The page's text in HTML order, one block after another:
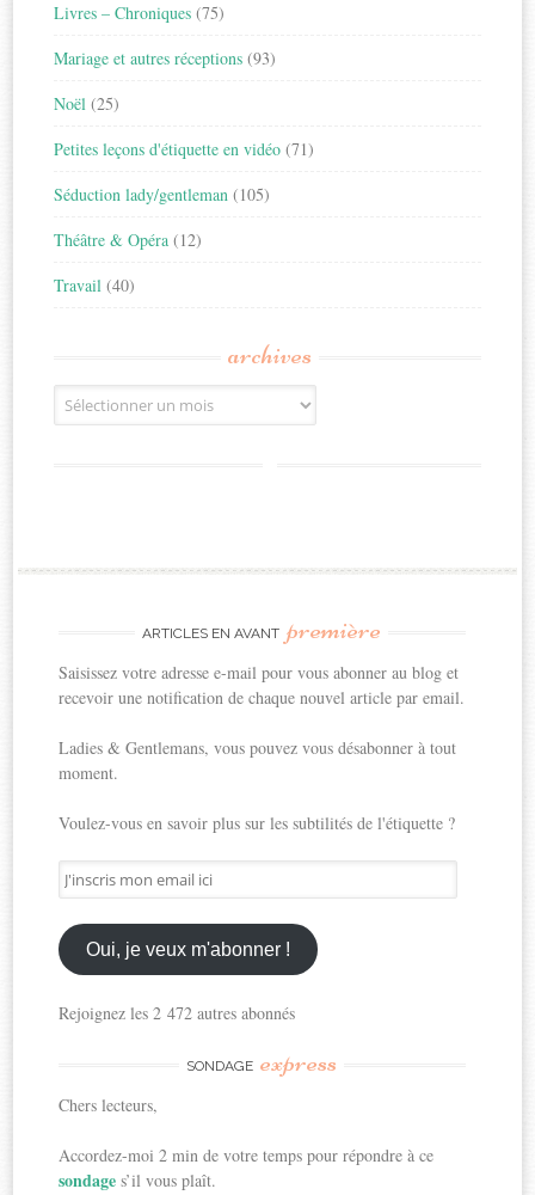
Livres – Chroniques (75)
Mariage et autres réceptions (93)
Noël (25)
Petites leçons d'étiquette en vidéo (71)
Séduction lady/gentleman (105)
Théâtre & Opéra (12)
Travail (40)
archives
Archives
ARTICLES EN AVANT première
Saisissez votre adresse e-mail pour vous abonner au blog et
recevoir une notification de chaque nouvel article par email.
Ladies & Gentlemans, vous pouvez vous désabonner à tout
moment.
Voulez-vous en savoir plus sur les subtilités de l'étiquette ?
J'inscris
mon
email
ici
Oui, je veux m'abonner !
Rejoignez les 2 472 autres abonnés
SONDAGE express
Chers lecteurs,
Accordez-moi 2 min de votre temps pour répondre à ce
sondages’il vous plaît.